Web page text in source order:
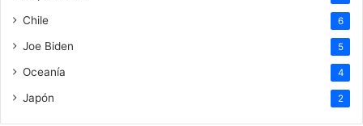
Chile 6
Joe Biden 5
Oceanía 4
Japón 2